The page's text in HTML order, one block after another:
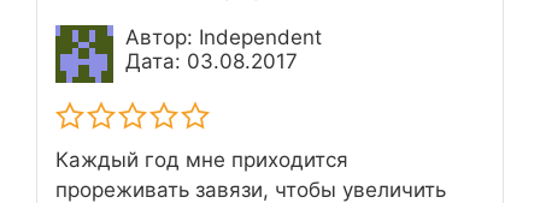
Автор: Independent
Дата: 03.08.2017
Каждый год мне приходится
прореживать завязи, чтобы увеличить